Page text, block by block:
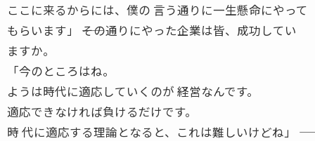
ここに来るからには、僕の 言う通りに一生懸命にやって
もらいます」 ――その通りにやった企業は皆、成功してい
ますか。
「今のところはね。
ようは時代に適応していくのが 経営なんです。
適応できなければ負けるだけです。
時 代に適応する理論となると、これは難しいけどね」 ――